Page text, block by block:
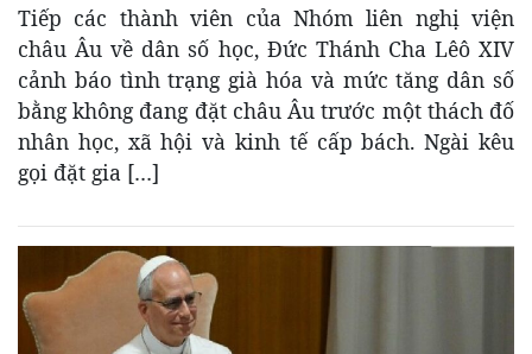
Tiếp các thành viên của Nhóm liên nghị viện
châu Âu về dân số học, Đức Thánh Cha Lêô XIV
cảnh báo tình trạng già hóa và mức tăng dân số
bằng không đang đặt châu Âu trước một thách đố
nhân học, xã hội và kinh tế cấp bách. Ngài kêu
gọi đặt gia […]